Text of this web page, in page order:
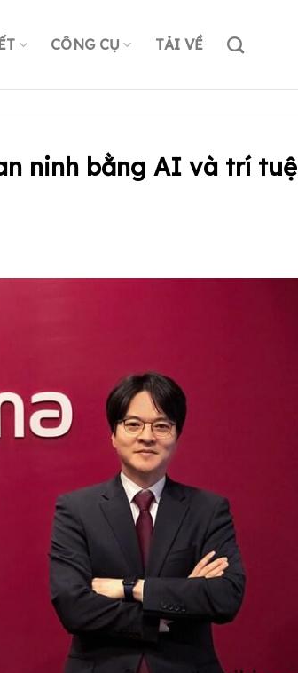
CÔNG CỤ TẢI VỀ
ninh bằng AI và trí tuệ